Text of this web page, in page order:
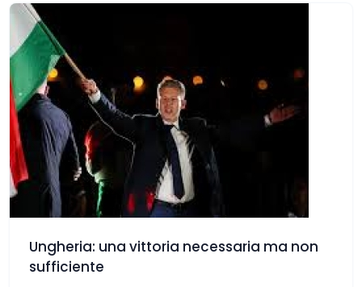
Ungheria: una vittoria necessaria ma non
sufficiente